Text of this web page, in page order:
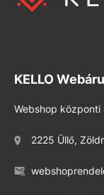
KELLO
Webshop központi
2225 Üllő,